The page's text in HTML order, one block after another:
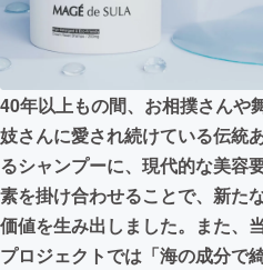
映像・映画
まちづくり・地域活性
CAMPFIRE for Social
CAMPFIREふるさと納税
40年以上もの間、お相撲さんや
妓さんに愛され続けている伝統
るシャンプーに、現代的な美容
素を掛け合わせることで、新た
価値を生み出しました。また、
プロジェクトでは「海の成分で